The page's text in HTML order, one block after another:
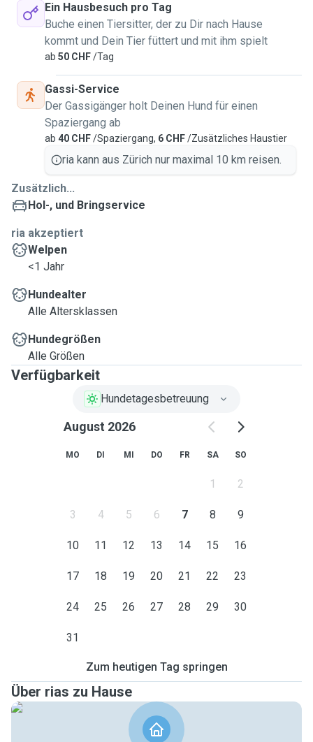
Ein Hausbesuch pro Tag
Buche einen Tiersitter, der zu Dir nach Hause
kommt und Dein Tier füttert und mit ihm spielt
ab 50 CHF/Tag
Gassi-Service
Der Gassigänger holt Deinen Hund für einen
Spaziergang ab
ab 40 CHF/Spaziergang, 6 CHF/Zusätzliches Haustier
ria kann aus Zürich nur maximal 10 km reisen.
Zusätzlich...
Hol-, und Bringservice
ria akzeptiert
Welpen
<1 Jahr
Hundealter
Alle Altersklassen
Hundegrößen
Alle Größen
Verfügbarkeit
Hundetagesbetreuung
August 2026
MO DI MI DO FR SA SO
1 2
3 4 5 6 7 8 9
10 11 12 13 14 15 16
17 18 19 20 21 22 23
24 25 26 27 28 29 30
31
Zum heutigen Tag springen
Über rias zu Hause